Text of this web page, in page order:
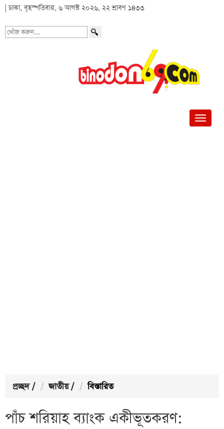
| ঢাকা, বৃহস্পতিবার, ৬ আগস্ট ২০২৬, ২২ শ্রাবণ ১৪৩৩
খোঁজ
প্রচ্ছদ / জাতীয় / বিস্তারিত
পাঁচ শরিয়াহ ব্যাংক একীভূতকরণ: